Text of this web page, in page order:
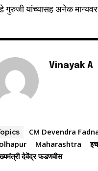
गुरुजी यांच्यासह अनेक
Vinayak A
CM Devendra
Maharashtra
देवेंद्र फडणवीस